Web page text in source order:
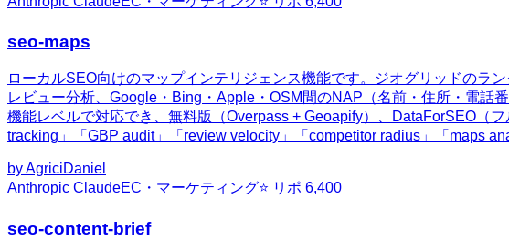
seo-maps
ローカルSEO向けのマップインテリジェンス機能です。ジオグリッドのラ
レビュー分析、Google・Bing・Apple・OSM間のNAP（名前・住所・電話
機能レベルで対応でき、無料版（Overpass + Geoapify）、DataForSEO（
tracking」「GBP audit」「review velocity」「competitor radius」「maps
byAgriciDaniel
Anthropic ClaudeEC・マーケティング⭐ リポ 6,400
seo-content-brief